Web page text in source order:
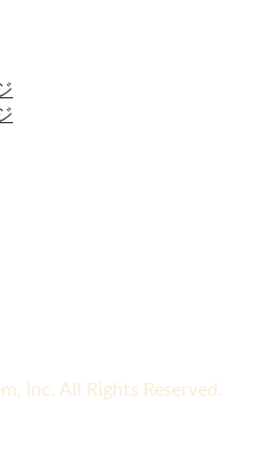
Inc. All Rights Reserved.